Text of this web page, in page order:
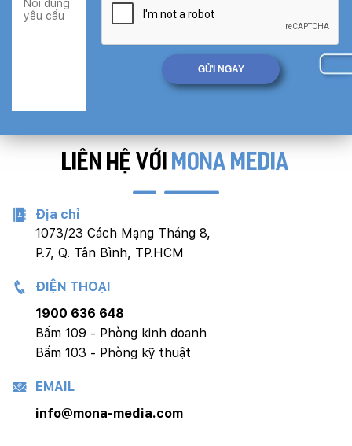
LIÊN HỆ VỚI MONA MEDIA
Địa chỉ
1073/23 Cách Mạng Tháng 8,
P.7, Q. Tân Bình, TP.HCM
ĐIỆN THOẠI
1900 636 648
Bấm 109 - Phòng kinh doanh
Bấm 103 - Phòng kỹ thuật
EMAIL
info@mona-media.com